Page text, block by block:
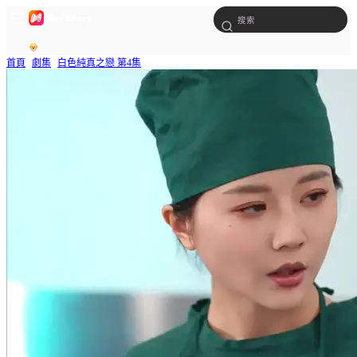
首頁 劇集 白色純真之戀 第4集